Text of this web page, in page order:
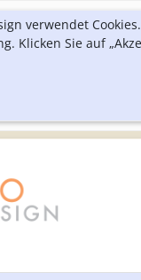
verwendet
Klicken Sie auf